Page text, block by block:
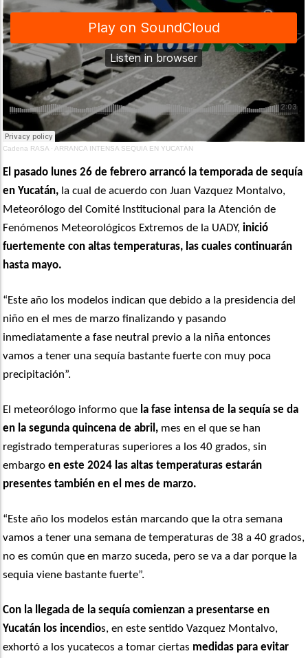
Cadena RASA · ARRANCA INTENSA SEQUIA EN YUCATÁN
El pasado lunes 26 de febrero arrancó la temporada de sequía
en Yucatán, la cual de acuerdo con Juan Vazquez Montalvo,
Meteorólogo del Comité Institucional para la Atención de
Fenómenos Meteorológicos Extremos de la UADY, inició
fuertemente con altas temperaturas, las cuales continuarán
hasta mayo.
“Este año los modelos indican que debido a la presidencia del
niño en el mes de marzo finalizando y pasando
inmediatamente a fase neutral previo a la niña entonces
vamos a tener una sequía bastante fuerte con muy poca
precipitación”.
El meteorólogo informo que la fase intensa de la sequía se da
en la segunda quincena de abril, mes en el que se han
registrado temperaturas superiores a los 40 grados, sin
embargoen este 2024 las altas temperaturas estarán
presentes también en el mes de marzo.
“Este año los modelos están marcando que la otra semana
vamos a tener una semana de temperaturas de 38 a 40 grados,
no es común que en marzo suceda, pero se va a dar porque la
sequia viene bastante fuerte”.
Con la llegada de la sequía comienzan a presentarse en
Yucatán los incendios, en este sentido Vazquez Montalvo,
exhortó a los yucatecos a tomar ciertas medidas para evitar